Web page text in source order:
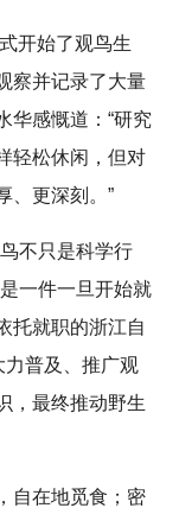
开始了观鸟生
察并记录了大量
华感慨道：“研究
轻松休闲，但对
、更深刻。”
不只是科学行
一件一旦开始就
托就职的浙江自
力普及、推广观
，最终推动野生
自在地觅食；密